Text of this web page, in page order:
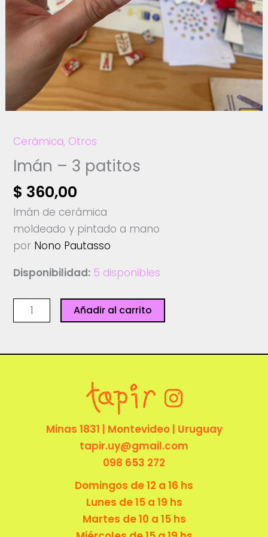
Cerámica, Otros
Imán – 3 patitos
$ 360,00
Imán de cerámica
moldeado y pintado a mano
por Nono Pautasso
Disponibilidad: 5 disponibles
Imán
-
patitos
Añadir al carrito
Minas 1831 | Montevideo | Uruguay
tapir.uy@gmail.com
098 653 272
Domingos de 12 a 16 hs
Lunes de 15 a 19 hs
Martes de 10 a 15 hs